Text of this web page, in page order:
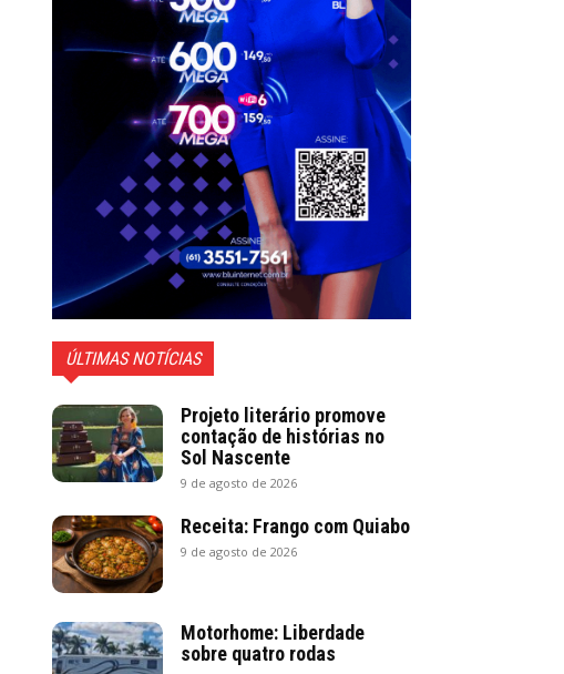
ÚLTIMAS NOTÍCIAS
Projeto literário promove
contação de histórias no
Sol Nascente
9 de agosto de 2026
Receita: Frango com Quiabo
9 de agosto de 2026
Motorhome: Liberdade
sobre quatro rodas